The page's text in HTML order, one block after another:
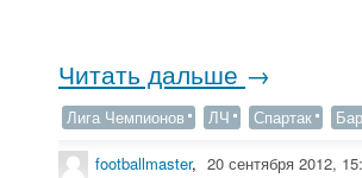
Читать дальше →
Лига Чемпионов ЛЧ Спартак
footballmaster, 20 сентября 2012,